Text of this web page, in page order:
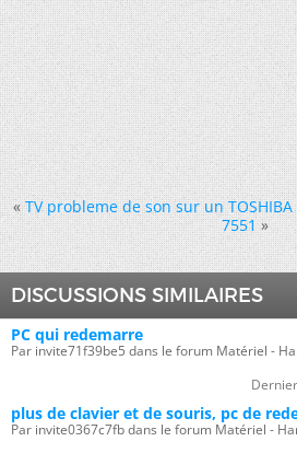
« TV probleme de son sur un TOSHIBA
7551 »
DISCUSSIONS SIMILAIRES
PC qui redemarre
Par invite71f39be5 dans le forum Matériel -
plus de clavier et de souris, pc de
Par invite0367c7fb dans le forum Matériel -